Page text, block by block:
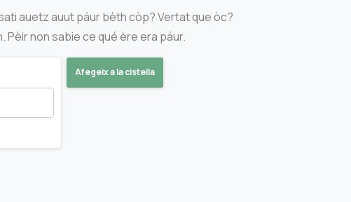
auetz auut páur bèth còp? Vertat que òc?
Pèir non sabie ce qué ère era páur.
Afegeix a la cistella